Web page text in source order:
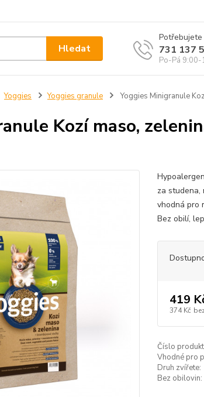
Hledat 731 137
Po-Pá 9:00-
Yoggies Yoggies granule Yoggies Minigranule
Kozí maso,
za studena,
vhodná pro
Bez obilí,
419
374 Kč
Číslo
Vhodné pro
Druh zvířete:
Bez obilovin: